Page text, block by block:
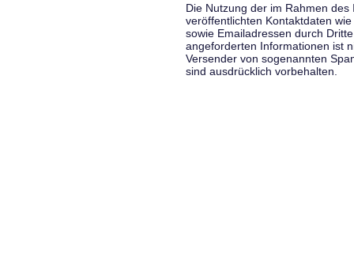
Die Nutzung der im Rahmen
veröffentlichten Kontaktdaten
sowie Emailadressen durch
angeforderten Informationen ist
Versender von sogenannten
sind ausdrücklich vorbehalten.